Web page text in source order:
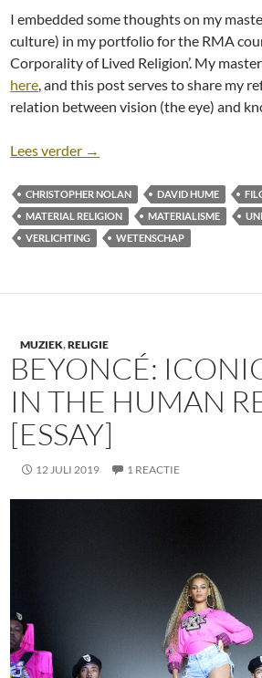
I embedded some thoughts on my
culture) in my portfolio for the RMA
Corporality of Lived Religion’. My
here, and this post serves to share my
relation between vision (the eye) and
Lees verder Beyond the eye=mind
→
CHRISTOPHER NOLAN DAVID HUME
MATERIAL RELIGION
MATERIALISME
VERLICHTING
WETENSCHAP
MUZIEK,RELIGIE
BEYONCÉ:
IN THE HUMAN
[ESSAY]
12 JULI 2019 1 REACTIE